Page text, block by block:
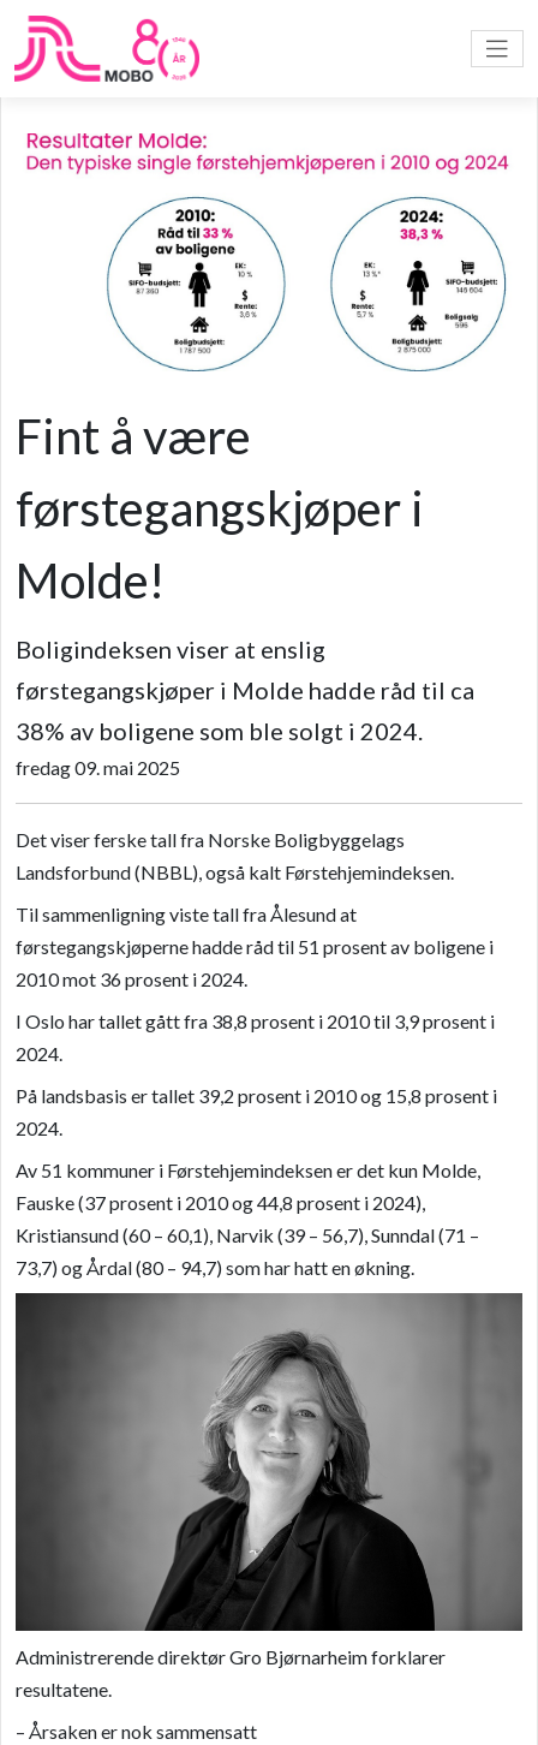
Fint å være
førstegangskjøper i
Molde!
Boligindeksen viser at enslig
førstegangskjøper i Molde hadde råd til ca
38% av boligene som ble solgt i 2024.
fredag 09. mai 2025
Det viser ferske tall fra Norske Boligbyggelags
Landsforbund (NBBL), også kalt Førstehjemindeksen.
Til sammenligning viste tall fra Ålesund at
førstegangskjøperne hadde råd til 51 prosent av boligene i
2010 mot 36 prosent i 2024.
I Oslo har tallet gått fra 38,8 prosent i 2010 til 3,9 prosent i
2024.
På landsbasis er tallet 39,2 prosent i 2010 og 15,8 prosent i
2024.
Av 51 kommuner i Førstehjemindeksen er det kun Molde,
Fauske (37 prosent i 2010 og 44,8 prosent i 2024),
Kristiansund (60 – 60,1), Narvik (39 – 56,7), Sunndal (71 –
73,7) og Årdal (80 – 94,7) som har hatt en økning.
Administrerende direktør Gro Bjørnarheim forklarer
resultatene.
– Årsaken er nok sammensatt